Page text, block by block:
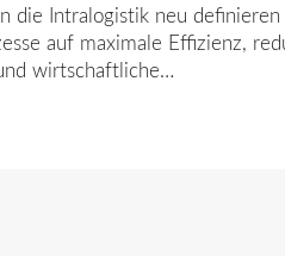
die Intralogistik neu
auf maximale Effizienz,
wirtschaftliche…